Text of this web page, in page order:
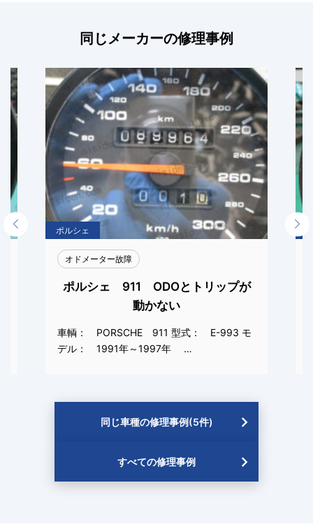
同じメーカーの修理事例
Previous
ポルシェ
オドメーター故障
ポルシェ 911 ODOとトリップが
動かない
車輌： PORSCHE 911 型式： E-993 モ
デル： 1991年～1997年 …
Next
同じ車種の修理事例(5件)
すべての修理事例